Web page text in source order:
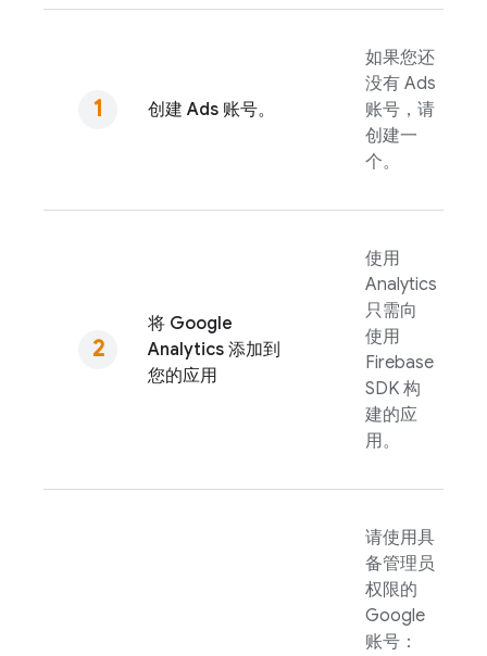
创建 Ads 账号。
如果您还
没有 Ads
账号，请
创建一
个。
将 Google
Analytics 添加到
您的应用
使用
Analytics
只需向
使用
Firebase
SDK 构
建的应
用。
请使用具
备管理员
权限的
Google
账号：